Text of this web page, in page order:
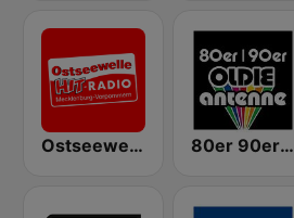
Ostseewelle Hit-Radio 105.6 80er 90er OLDIE ANTENNE